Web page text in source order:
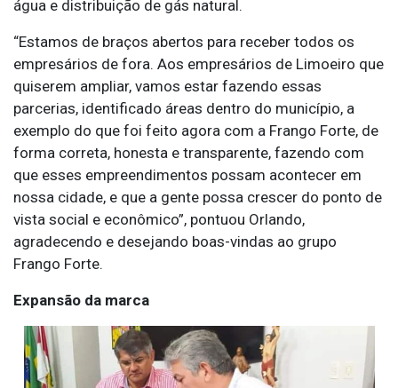
água e distribuição de gás natural.
“Estamos de braços abertos para receber todos os
empresários de fora. Aos empresários de Limoeiro que
quiserem ampliar, vamos estar fazendo essas
parcerias, identificado áreas dentro do município, a
exemplo do que foi feito agora com a Frango Forte, de
forma correta, honesta e transparente, fazendo com
que esses empreendimentos possam acontecer em
nossa cidade, e que a gente possa crescer do ponto de
vista social e econômico”, pontuou Orlando,
agradecendo e desejando boas-vindas ao grupo
Frango Forte.
Expansão da marca